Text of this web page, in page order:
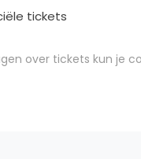
tickets
over tickets kun je